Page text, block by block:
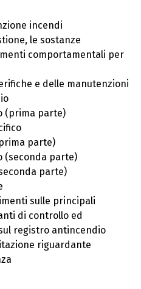
incendi
le sostanze
comportamentali per
e delle manutenzioni
(prima parte)
parte)
(seconda parte)
parte)
sulle principali
di controllo ed
registro antincendio
riguardante